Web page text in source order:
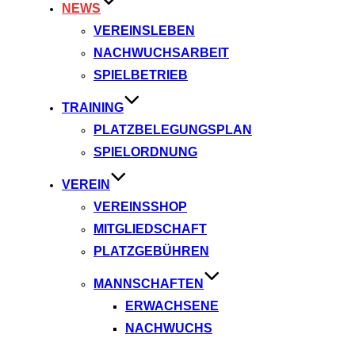
NEWS
VEREINSLEBEN
NACHWUCHSARBEIT
SPIELBETRIEB
TRAINING
PLATZBELEGUNGSPLAN
SPIELORDNUNG
VEREIN
VEREINSSHOP
MITGLIEDSCHAFT
PLATZGEBÜHREN
MANNSCHAFTEN
ERWACHSENE
NACHWUCHS